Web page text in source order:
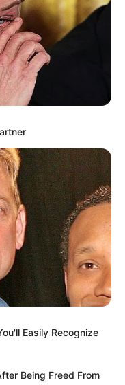
Easily Recognize
Being Freed From